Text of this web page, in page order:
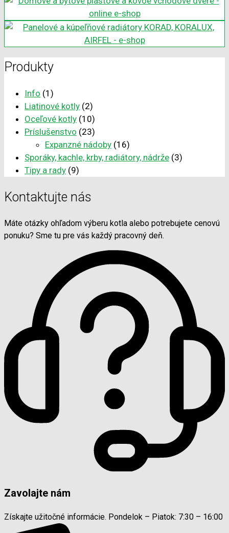
Produkty
Info (1)
Liatinové kotly (2)
Oceľové kotly (10)
Príslušenstvo (23)
Expanzné nádoby (16)
Sporáky, kachle, krby, radiátory, nádrže (3)
Tipy a rady (9)
Kontaktujte nás
Máte otázky ohľadom výberu kotla alebo potrebujete cenovú
ponuku? Sme tu pre vás každý pracovný deň.
Zavolajte nám
Získajte užitočné informácie. Pondelok – Piatok: 7:30 – 16:00